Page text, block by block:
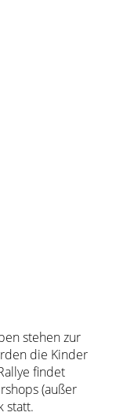
stehen zur
die Kinder
findet
(außer
statt.